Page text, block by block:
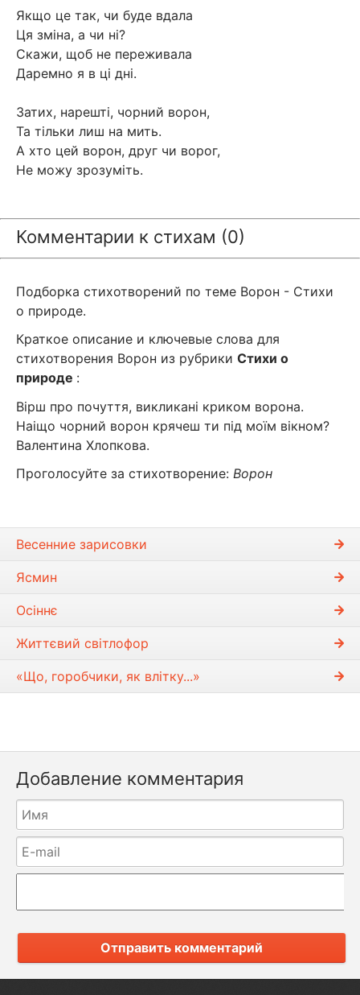
Якщо це так, чи буде вдала
Ця зміна, а чи ні?
Скажи, щоб не переживала
Даремно я в ці дні.
Затих, нарешті, чорний ворон,
Та тільки лиш на мить.
А хто цей ворон, друг чи ворог,
Не можу зрозуміть.
Комментарии к стихам (0)
Подборка стихотворений по теме Ворон - Стихи
о природе.
Краткое описание и ключевые слова для
стихотворения Ворон из рубрики Стихи о
природе :
Вірш про почуття, викликані криком ворона.
Наіщо чорний ворон крячеш ти під моїм вікном?
Валентина Хлопкова.
Проголосуйте за стихотворение: Ворон
Весенние зарисовки
Ясмин
Осіннє
Життєвий світлофор
«Що, горобчики, як влітку...»
Добавление комментария
Отправить комментарий